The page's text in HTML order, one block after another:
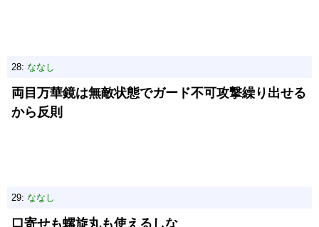
28: ななし
両目万華鏡は無敵状態でガード不可攻撃繰り出せる
から反則
29: ななし
口寄せも螺旋丸も使えるしな